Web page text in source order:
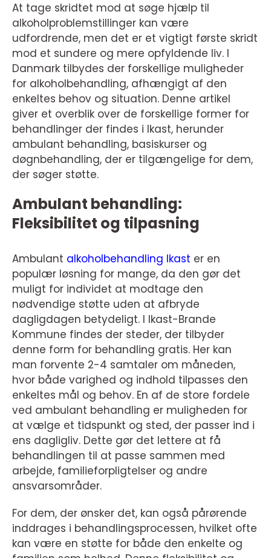
At tage skridtet mod at søge hjælp til
alkoholproblemstillinger kan være
udfordrende, men det er et vigtigt første skridt
mod et sundere og mere opfyldende liv. I
Danmark tilbydes der forskellige muligheder
for alkoholbehandling, afhængigt af den
enkeltes behov og situation. Denne artikel
giver et overblik over de forskellige former for
behandlinger der findes i Ikast, herunder
ambulant behandling, basiskurser og
døgnbehandling, der er tilgængelige for dem,
der søger støtte.
Ambulant behandling:
Fleksibilitet og tilpasning
Ambulant alkoholbehandling Ikast er en
populær løsning for mange, da den gør det
muligt for individet at modtage den
nødvendige støtte uden at afbryde
dagligdagen betydeligt. I Ikast-Brande
Kommune findes der steder, der tilbyder
denne form for behandling gratis. Her kan
man forvente 2-4 samtaler om måneden,
hvor både varighed og indhold tilpasses den
enkeltes mål og behov. En af de store fordele
ved ambulant behandling er muligheden for
at vælge et tidspunkt og sted, der passer ind i
ens dagligliv. Dette gør det lettere at få
behandlingen til at passe sammen med
arbejde, familieforpligtelser og andre
ansvarsområder.
For dem, der ønsker det, kan også pårørende
inddrages i behandlingsprocessen, hvilket ofte
kan være en støtte for både den enkelte og